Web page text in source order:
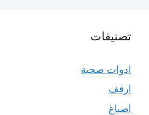
تصنيفات
ادوات صحية
ارفف
اصباغ